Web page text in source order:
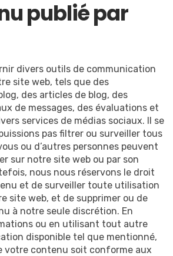
publié par
divers outils de communication
site web, tels que des
des articles de blog, des
de messages, des évaluations et
services de médias sociaux. Il se
pas filtrer ou surveiller tous
ou d’autres personnes peuvent
sur notre site web ou par son
nous nous réservons le droit
et de surveiller toute utilisation
site web, et de supprimer ou de
à notre seule discrétion. En
ou en utilisant tout autre
disponible tel que mentionné,
votre contenu soit conforme aux